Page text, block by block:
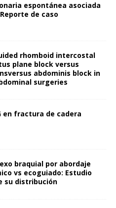
espontánea asociada
de caso
rhomboid intercostal
plane block versus
abdominis block in
surgeries
en fractura de cadera
braquial por abordaje
vs ecoguiado: Estudio
su distribución